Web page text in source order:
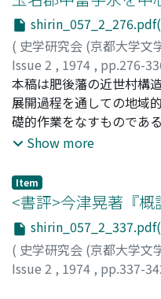
紀ビザンツ帝国の歴史は
べきである。皇帝権をめ
皇帝絶対権の理念に対抗
「選挙王政」的皇帝理念
念は現実には有力貴族の
となる。一〇五七年のイ
即位の過程において芽ば
合支配体制は、一〇八一
体制の変換こそが、一〇
要因であった。
( 史学研究会 (京都大学文
Issue 2 , 1974 , pp.276-
久武, 哲也;Hisatake, T;
本稿は肥後藩の近世村構
展開過程を通しての地域
礎的作業をなすものであ
をまず生産力の面から四
象とし、従来使用される
永絵図」等の史料に検討
での開発過程を農業生産
一方、集落構成、知行形
的側面との相互連関に視
「郷帳」から中期の延宝
Show more
Item
<書評>今津晃著『概
( 史学研究会 (京都大学文
Issue 2 , 1974 , pp.337-